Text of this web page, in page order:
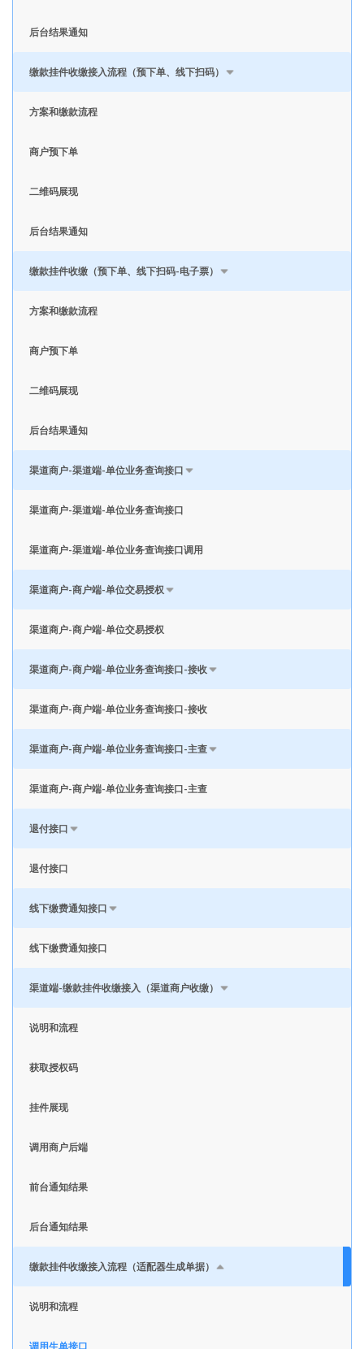
后台结果通知
缴款挂件收缴接入流程（预下单、线下扫码）
方案和缴款流程
商户预下单
二维码展现
后台结果通知
缴款挂件收缴（预下单、线下扫码-电子票）
方案和缴款流程
商户预下单
二维码展现
后台结果通知
渠道商户-渠道端-单位业务查询接口
渠道商户-渠道端-单位业务查询接口
渠道商户-渠道端-单位业务查询接口调用
渠道商户-商户端-单位交易授权
渠道商户-商户端-单位交易授权
渠道商户-商户端-单位业务查询接口-接收
渠道商户-商户端-单位业务查询接口-接收
渠道商户-商户端-单位业务查询接口-主查
渠道商户-商户端-单位业务查询接口-主查
退付接口
退付接口
线下缴费通知接口
线下缴费通知接口
渠道端-缴款挂件收缴接入（渠道商户收缴）
说明和流程
获取授权码
挂件展现
调用商户后端
前台通知结果
后台通知结果
缴款挂件收缴接入流程（适配器生成单据）
说明和流程
调用生单接口